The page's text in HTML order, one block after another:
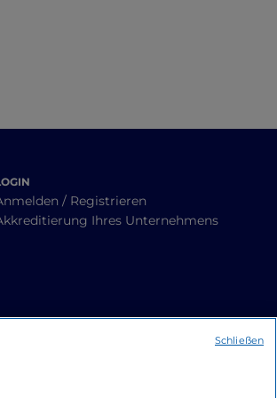
/ Registrieren
Ihres Unternehmens
Schließen